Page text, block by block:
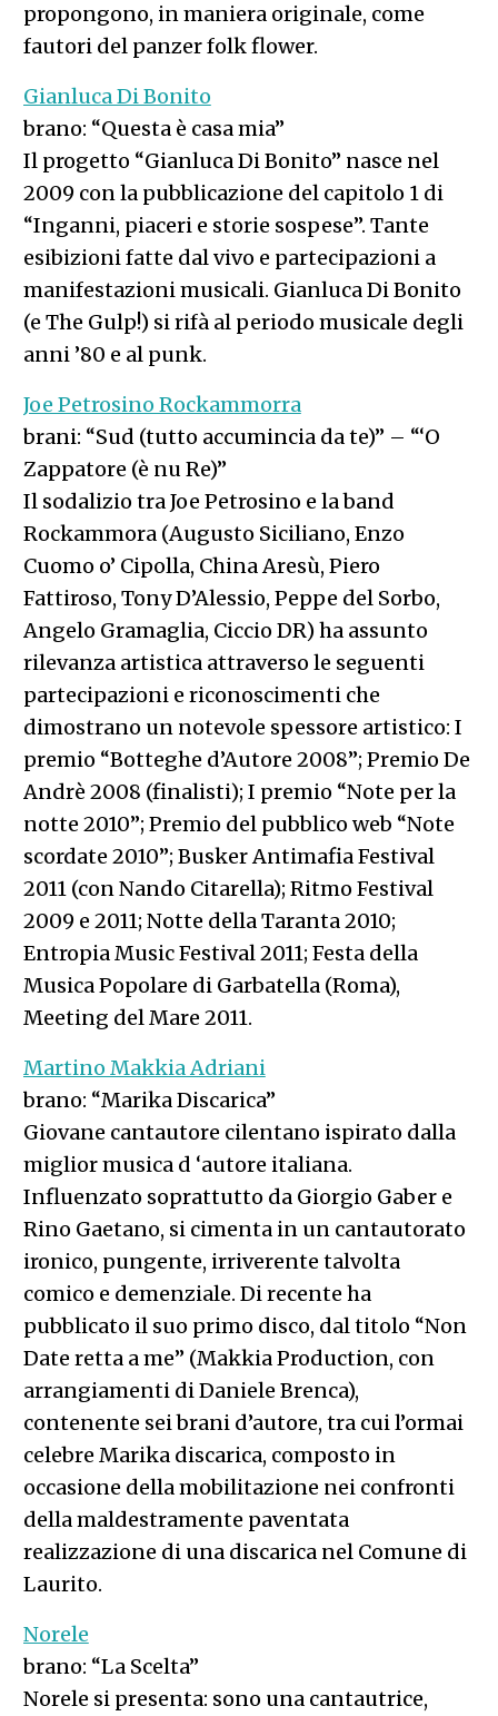
propongono, in maniera originale, come
fautori del panzer folk flower.
Gianluca Di Bonito
brano: “Questa è casa mia”
Il progetto “Gianluca Di Bonito” nasce nel
2009 con la pubblicazione del capitolo 1 di
“Inganni, piaceri e storie sospese”. Tante
esibizioni fatte dal vivo e partecipazioni a
manifestazioni musicali. Gianluca Di Bonito
(e The Gulp!) si rifà al periodo musicale degli
anni ’80 e al punk.
Joe Petrosino Rockammorra
brani: “Sud (tutto accumincia da te)” – “‘O
Zappatore (è nu Re)”
Il sodalizio tra Joe Petrosino e la band
Rockammora (Augusto Siciliano, Enzo
Cuomo o’ Cipolla, China Aresù, Piero
Fattiroso, Tony D’Alessio, Peppe del Sorbo,
Angelo Gramaglia, Ciccio DR) ha assunto
rilevanza artistica attraverso le seguenti
partecipazioni e riconoscimenti che
dimostrano un notevole spessore artistico: I
premio “Botteghe d’Autore 2008”; Premio De
Andrè 2008 (finalisti); I premio “Note per la
notte 2010”; Premio del pubblico web “Note
scordate 2010”; Busker Antimafia Festival
2011 (con Nando Citarella); Ritmo Festival
2009 e 2011; Notte della Taranta 2010;
Entropia Music Festival 2011; Festa della
Musica Popolare di Garbatella (Roma),
Meeting del Mare 2011.
Martino Makkia Adriani
brano: “Marika Discarica”
Giovane cantautore cilentano ispirato dalla
miglior musica d ‘autore italiana.
Influenzato soprattutto da Giorgio Gaber e
Rino Gaetano, si cimenta in un cantautorato
ironico, pungente, irriverente talvolta
comico e demenziale. Di recente ha
pubblicato il suo primo disco, dal titolo “Non
Date retta a me” (Makkia Production, con
arrangiamenti di Daniele Brenca),
contenente sei brani d’autore, tra cui l’ormai
celebre Marika discarica, composto in
occasione della mobilitazione nei confronti
della maldestramente paventata
realizzazione di una discarica nel Comune di
Laurito.
Norele
brano: “La Scelta”
Norele si presenta: sono una cantautrice,